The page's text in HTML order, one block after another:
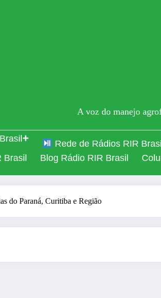
A voz do manejo
Rede de Rádios RIR Brasil
Brasil
Blog Rádio RIR Brasil
do Paraná, Curitiba e Região